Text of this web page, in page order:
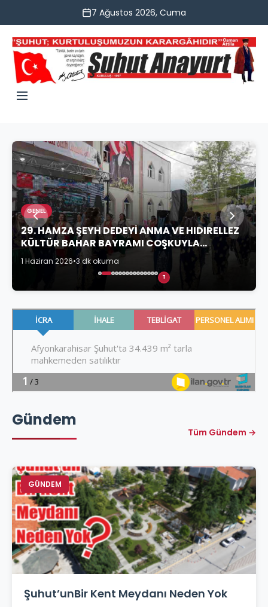
7 Ağustos 2026, Cuma
GENEL
29. HAMZA ŞEYH DEDEYİ ANMA VE HIDIRELLEZ
KÜLTÜR BAHAR BAYRAMI COŞKUYLA
KUTLANDI
1 Haziran 2026•3 dk okuma
T
Gündem
Tüm Gündem →
GÜNDEM
Şuhut’unBir Kent Meydanı Neden Yok